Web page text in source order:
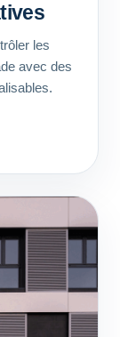
les
avec des